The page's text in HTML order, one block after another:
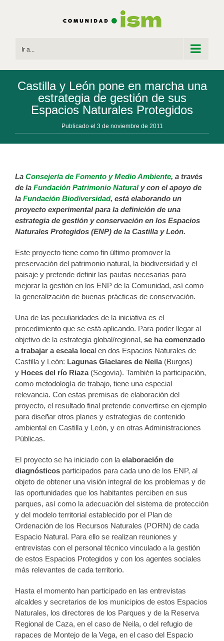
Ir a...
Castilla y León pone en marcha una
estrategia de gestión de sus
Espacios Naturales Protegidos
Publicado el 3 de noviembre de 2011
La Consejería de Fomento y Medio Ambiente, a través
de la Fundación Patrimonio Naturaly con el apoyo de
la Fundación Biodiversidad, está elaborando un
proyecto experimental para la definición de una
estrategia de gestión y conservación en los Espacios
Naturales Protegidos (ENP) de la Castilla y León.
Este proyecto tiene como fin último promover la
preservación del patrimonio natural, la biodiversidad y el
paisaje y pretende definir las pautas necesarias para
mejorar la gestión en los ENP de la Comunidad, así como
la generalización de buenas prácticas de conservación.
Una de las peculiaridades de la iniciativa es el
procedimiento que se está aplicando. Para poder llegar al
objetivo de la estrategia global/regional, se ha comenzado
a trabajar a escala local en dos Espacios Naturales de
Castilla y León: Lagunas Glaciares de Neila(Burgos)
y Hoces del río Riaza(Segovia). También la participación,
como metodología de trabajo, tiene una especial
relevancia. Con estas premisas de elaboración del
proyecto, el resultado final pretende convertirse en ejemplo
para diseñar otros planes y estrategias de contenido
ambiental en Castilla y León, y en otras Administraciones
Públicas.
El proyecto se ha iniciado con la elaboración de
diagnósticos participados para cada uno de los ENP, al
objeto de obtener una visión integral de los problemas y de
las oportunidades que los habitantes perciben en sus
parques, así como la adecuación del sistema de protección
y del modelo territorial establecido por el Plan de
Ordenación de los Recursos Naturales (PORN) de cada
Espacio Natural. Para ello se realizan reuniones y
entrevistas con el personal técnico vinculado a la gestión
de estos Espacios Protegidos y con los agentes sociales
más relevantes de cada territorio.
Hasta el momento han participado en las entrevistas
alcaldes y secretarios de los municipios de estos Espacios
Naturales, los directores de los Parques y de la Reserva
Regional de Caza, en el caso de Neila, o del refugio de
rapaces de Montejo de la Vega, en el caso del Espacio